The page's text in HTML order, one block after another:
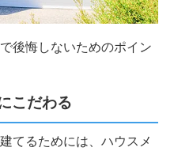
後悔しないためのポイン
こだわる
てるためには、ハウスメ